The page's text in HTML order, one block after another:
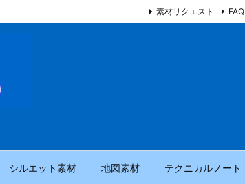
シルエット素材 地図素材 テクニカルノート
素材リクエスト FAQ